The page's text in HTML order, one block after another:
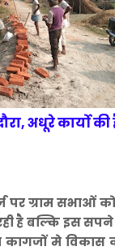
अधूरे कार्यो की
पर ग्राम सभाओं
है बल्कि इस
कागजों मे